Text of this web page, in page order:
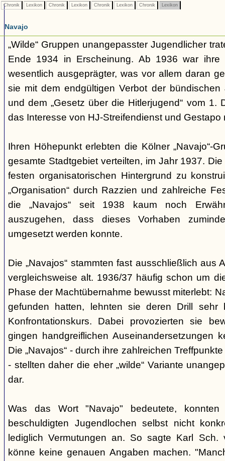
Chronik Lexikon Chronik Lexikon Chronik Lexikon Chronik Lexikon
Navajo
„Wilde“ Gruppen unangepasster Jugendlicher
Ende 1934 in Erscheinung. Ab 1936 war ihre
wesentlich ausgeprägter, was vor allem daran
sie mit dem endgültigen Verbot der
und dem „Gesetz über die Hitlerjugend“ vom 1.
das Interesse von HJ-Streifendienst und Gestapo
Ihren Höhepunkt erlebten die Kölner „Navajo“-
gesamte Stadtgebiet verteilten, im Jahr 1937.
festen organisatorischen Hintergrund zu
„Organisation“ durch Razzien und zahlreiche
die „Navajos“ seit 1938 kaum noch
auszugehen, dass dieses Vorhaben
umgesetzt werden konnte.
Die „Navajos“ stammten fast ausschließlich aus
vergleichsweise alt. 1936/37 häufig schon um
Phase der Machtübernahme bewusst miterlebt:
gefunden hatten, lehnten sie deren Drill
Konfrontationskurs. Dabei provozierten sie
gingen handgreiflichen Auseinandersetzungen
Die „Navajos“ - durch ihre zahlreichen
- stellten daher die eher „wilde“ Variante
dar.
Was das Wort "Navajo" bedeutete, konnten
beschuldigten Jugendlochen selbst nicht
lediglich Vermutungen an. So sagte Karl
könne keine genauen Angaben machen.